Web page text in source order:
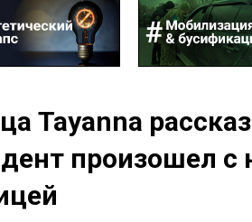
Tayanna
произошел с